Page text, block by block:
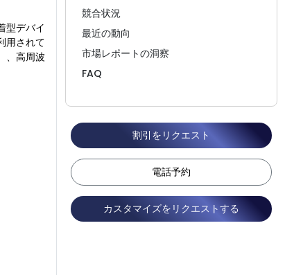
型デバイ
用されて
、高周波
競合状況
最近の動向
市場レポートの洞察
FAQ
割引をリクエスト
電話予約
カスタマイズをリクエストする